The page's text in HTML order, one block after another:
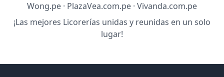
Wong.pe · PlazaVea.com.pe · Vivanda.com.pe
¡Las mejores Licorerías unidas y reunidas en un solo
lugar!